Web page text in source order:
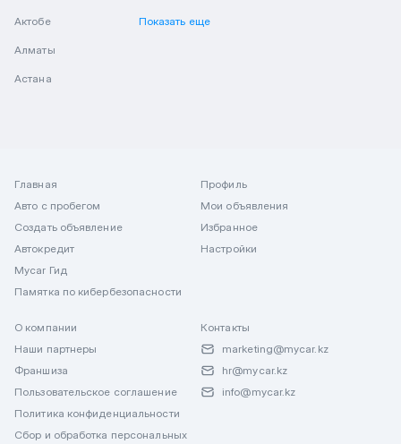
Актобе
Алматы
Астана
Показать еще
Главная
Авто с пробегом
Создать объявление
Автокредит
Mycar Гид
Памятка по кибербезопасности
Профиль
Мои объявления
Избранное
Настройки
О компании
Наши партнеры
Франшиза
Пользовательское соглашение
Политика конфиденциальности
Сбор и обработка персональных
Контакты
marketing@mycar.kz
hr@mycar.kz
info@mycar.kz